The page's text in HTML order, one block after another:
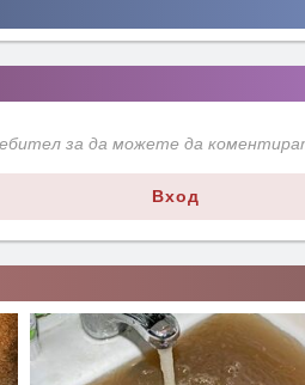
за да можете да
Вход